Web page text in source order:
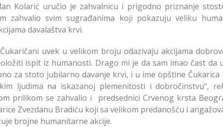
Kolarić uručio je zahvalnicu i prigodno priznanje
zahvalio svim sugrađanima koji pokazuju veliku
davalaštva krvi.
uvek u velikom broju odazivaju akcijama
ispit iz humanosti. Drago mi je da sam imao čast da
za stoto jubilarno davanje krvi, i u ime opštine Čukarica
ljudima na iskazanoj plemenitosti i dobročinstvu“,
prilikom se zahvalio i predsednici Crvenog krsta
Zvezdanu Bradiću koji sa velikom predanošću i
brojne humanitarne akcije.